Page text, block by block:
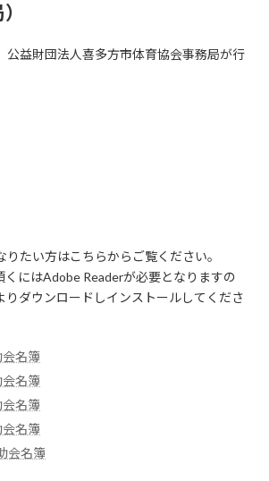
公益財団法人喜多方市体育協会事務局が行
たい方はこちらからご覧ください。
くにはAdobe Readerが必要となりますの
りダウンロードしインストールしてくださ
名簿
名簿
名簿
名簿
会名簿